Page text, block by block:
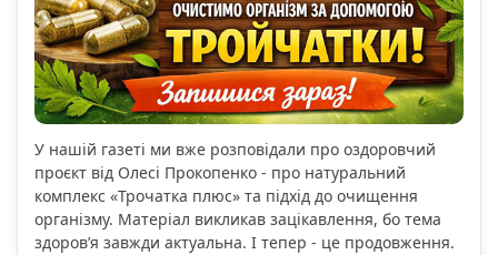
У нашій газеті ми вже розповідали про оздоровчий
проєкт від Олесі Прокопенко - про натуральний
комплекс «Трочатка плюс» та підхід до очищення
організму. Матеріал викликав зацікавлення, бо тема
здоров’я завжди актуальна. І тепер - це продовження.